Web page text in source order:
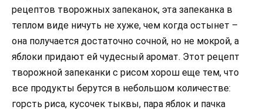
рецептов творожных запеканок, эта запеканка в
теплом виде ничуть не хуже, чем когда остынет –
она получается достаточно сочной, но не мокрой, а
яблоки придают ей чудесный аромат. Этот рецепт
творожной запеканки с рисом хорош еще тем, что
все продукты берутся в небольшом количестве:
горсть риса, кусочек тыквы, пара яблок и пачка